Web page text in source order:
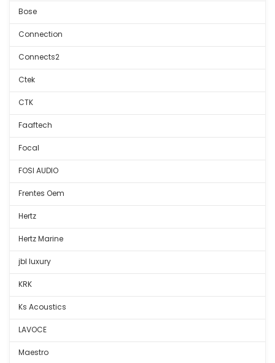
Bose
Connection
Connects2
Ctek
CTK
Faaftech
Focal
FOSI AUDIO
Frentes Oem
Hertz
Hertz Marine
jbl luxury
KRK
Ks Acoustics
LAVOCE
Maestro